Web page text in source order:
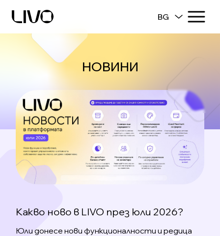
BG
НОВИНИ
Какво ново в LIVO през юли 2026?
Юли донесе нови функционалности и редица